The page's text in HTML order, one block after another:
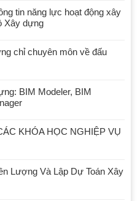
tin năng lực hoạt động xây
Xây dựng
chỉ chuyên môn về đấu
BIM Modeler, BIM
KHÓA HỌC NGHIỆP VỤ
Lượng Và Lập Dự Toán Xây